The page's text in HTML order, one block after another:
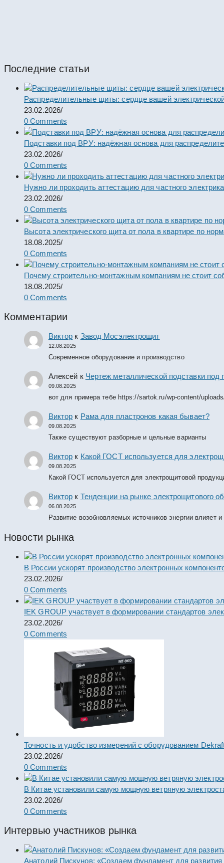
Последние статьи
Распределительные щиты: сердце вашей
23.02.2026/
0 Comments
Подставки под ВРУ: надёжная основа для
23.02.2026/
0 Comments
Нужно ли проходить аттестацию для частного
23.02.2026/
0 Comments
Высота электрического щита от пола в квартире по
18.08.2025/
0 Comments
Почему строительно-монтажным компаниям не стоит
18.08.2025/
0 Comments
Комментарии
Виктор к Завод Мосэлектрощит
12.08.2025
Современное оборудование и производство
Алексей к Чертеж металлической подставки
09.08.2025
вот для примера тебе https://sartok.ru/wp-content/
Виктор к Рама для пластронов какая бывает?
09.08.2025
Также существуют разборные и цельные варианты
Виктор к Какой ГОСТ используется для
09.08.2025
Какой ГОСТ используется для электрощитовой
Виктор к Тенденции на рынке электрощитового
06.08.2025
Развитие возобновляемых источников энергии влияет
Новости рынка
В России ускорят производство электронных
23.02.2026/
0 Comments
IEK GROUP участвует в формировании стандартов
23.02.2026/
0 Comments
Точность и удобство измерений с оборудованием
23.02.2026/
0 Comments
В Китае установили самую мощную ветряную
23.02.2026/
0 Comments
Интервью участников рынка
Анатолий Пискунов: «Создаем фундамент для развития